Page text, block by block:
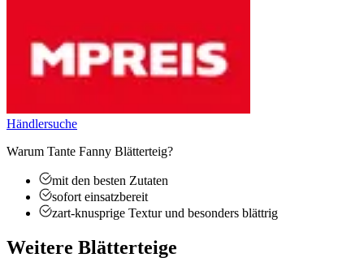
Händlersuche
Warum Tante Fanny Blätterteig?
mit den besten Zutaten
sofort einsatzbereit
zart-knusprige Textur und besonders blättrig
Weitere Blätterteige